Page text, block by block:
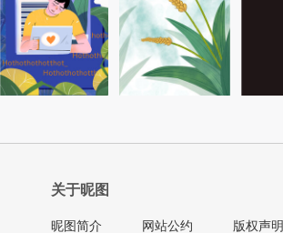
关于昵图
昵图简介 网站公约 版权声明